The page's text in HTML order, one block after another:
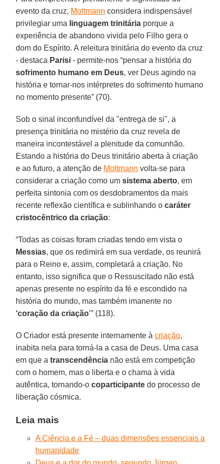
evento da cruz, Moltmann considera indispensável
privilegiar uma linguagem trinitária porque a
experiência de abandono vivida pelo Filho gera o
dom do Espírito. A releitura trinitária do evento da cruz
- destaca Parisi - permite-nos “pensar a história do
sofrimento humano em Deus, ver Deus agindo na
história e tornar-nos intérpretes do sofrimento humano
no momento presente” (70).
Sob o sinal inconfundível da "entrega de si", a
presença trinitária no mistério da cruz revela de
maneira incontestável a plenitude da comunhão.
Estando a história do Deus trinitário aberta à criação
e ao futuro, a atenção de Moltmann volta-se para
considerar a criação como umsistema aberto, em
perfeita sintonia com os desdobramentos da mais
recente reflexão científica e sublinhando ocaráter
cristocêntrico da criação:
“Todas as coisas foram criadas tendo em vista o
Messias, que os redimirá em sua verdade, os reunirá
para o Reino e, assim, completará a criação. No
entanto, isso significa que o Ressuscitado não está
apenas presente no espírito da fé e escondido na
história do mundo, mas também imanente no
‘coração da criação’” (118).
O Criador está presente internamente àcriação,
inabita nela para torná-la a casa de Deus. Uma casa
em que atranscendência não está em competição
com o homem, mas o liberta e o chama à vida
autêntica, tornando-ocoparticipante do processo de
liberação cósmica.
Leia mais
A Ciência e a Fé – duas dimensões essenciais a
humanidade